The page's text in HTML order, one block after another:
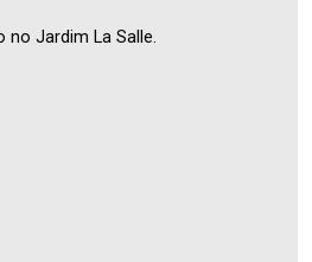
Jardim La Salle.